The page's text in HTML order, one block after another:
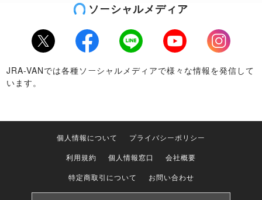
ソーシャルメディア
Twitter Facebook LINE Youtube
Instagram
JRA-VANでは各種ソーシャルメディアで様々な情報を発信して
います。
個人情報について
プライバシーポリシー
利用規約
個人情報窓口
会社概要
特定商取引について
お問い合わせ